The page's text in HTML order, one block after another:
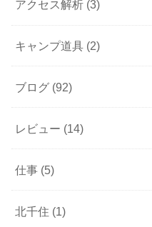
アクセス解析 (3)
キャンプ道具 (2)
ブログ (92)
レビュー (14)
仕事 (5)
北千住 (1)